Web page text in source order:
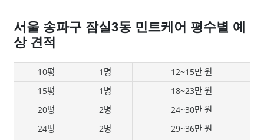
서울 송파구 잠실3동 민트케어 평수별 예
상 견적
10평 1명
12~15만 원
15평
1명
18~23만 원
20평
2명
24~30만 원
24평
2명 29~36만 원